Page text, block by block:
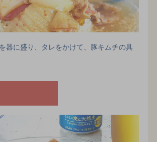
器に盛り、タレをかけて、豚キムチの具